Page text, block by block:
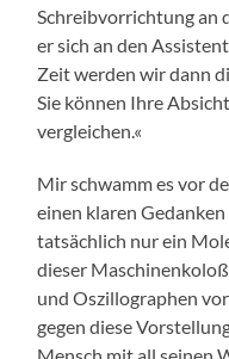
Schreibvorrichtung an
er sich an den
Zeit werden wir dann
Sie können Ihre
vergleichen.«
Mir schwamm es vor
einen klaren
tatsächlich nur ein
dieser
und Oszillographen
gegen diese
Mensch mit all seinen